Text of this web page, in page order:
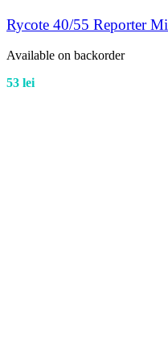
Rycote 40/55 Reporter
Available on backorder
53 lei